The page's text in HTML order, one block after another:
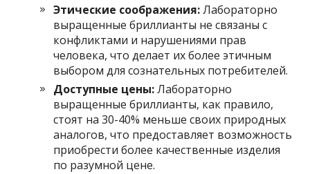
Этические соображения:Лабораторно
выращенные бриллианты не связаны с
конфликтами и нарушениями прав
человека, что делает их более этичным
выбором для сознательных потребителей.
Доступные цены:Лабораторно
выращенные бриллианты, как правило,
стоят на 30-40% меньше своих природных
аналогов, что предоставляет возможность
приобрести более качественные изделия
по разумной цене.